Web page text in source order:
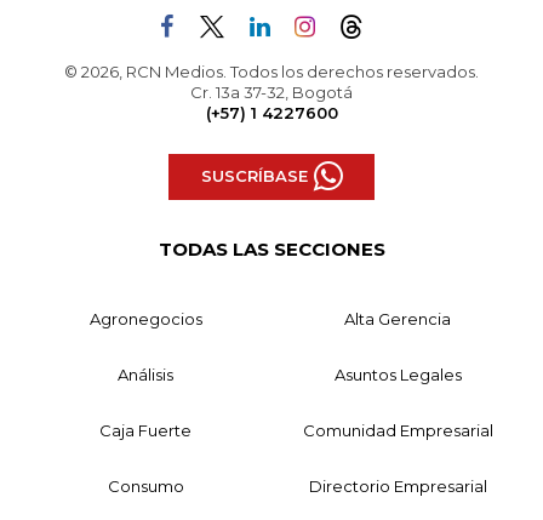
© 2026, RCN Medios. Todos los derechos reservados.
Cr. 13a 37-32, Bogotá
(+57) 1 4227600
SUSCRÍBASE
TODAS LAS SECCIONES
Agronegocios Alta Gerencia
Análisis Asuntos Legales
Caja Fuerte Comunidad Empresarial
Consumo Directorio Empresarial